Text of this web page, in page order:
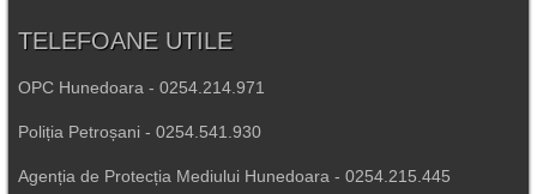
TELEFOANE UTILE
OPC Hunedoara - 0254.214.971
Poliția Petroșani - 0254.541.930
Agenția de Protecția Mediului Hunedoara - 0254.215.445